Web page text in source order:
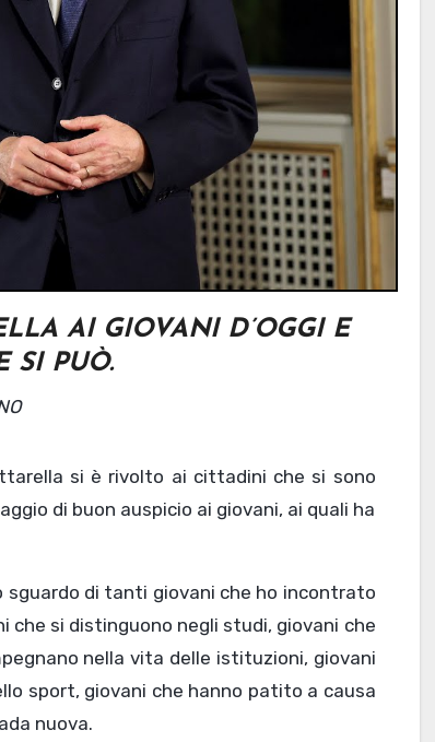
AI GIOVANI D’OGGI E
SI PUÒ.
si è rivolto ai cittadini che si sono
di buon auspicio ai giovani, ai quali ha
di tanti giovani che ho incontrato
che si distinguono negli studi, giovani che
nella vita delle istituzioni, giovani
sport, giovani che hanno patito a causa
nuova.